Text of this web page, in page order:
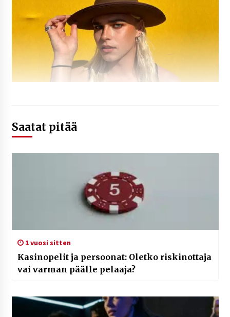
Saatat pitää
1 vuosi sitten
Kasinopelit ja persoonat: Oletko riskinottaja
vai varman päälle pelaaja?